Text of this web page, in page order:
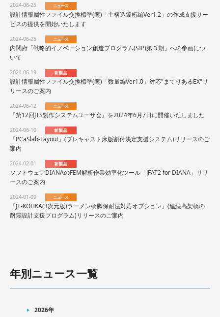
2024-06-25
設計情報属性ファイル交換標準(案)「主構造鈑桁編Ver1.2」の作成支援サー
ビスの提供を開始いたします
2024-06-25
内閣府「戦略的イノベーション創造プログラム(SIP)第３期」への参画につ
いて
2024-06-19
設計情報属性ファイル交換標準(案)「数量編Ver1.0」対応"まてりあるEX"リ
リースのご案内
2024-06-12
『第12回JTS製作システムユーザ会』を2024年6月7日に開催いたしました
2024-06-10
『PCaSlab-Layout』(プレキャスト床版割付決定支援システム)リリースのご
案内
2024-02-01
ソフトウェアDIANAのFEM解析作業効率化ツール「JFAT2 for DIANA」リリ
ースのご案内
2024-01-09
『JT-KOHKA(3次元版)ラーメン橋脚保耐法対応オプション』(連続高架橋の
耐震設計支援プログラム)リリースのご案内
年別ニュース一覧
2026年